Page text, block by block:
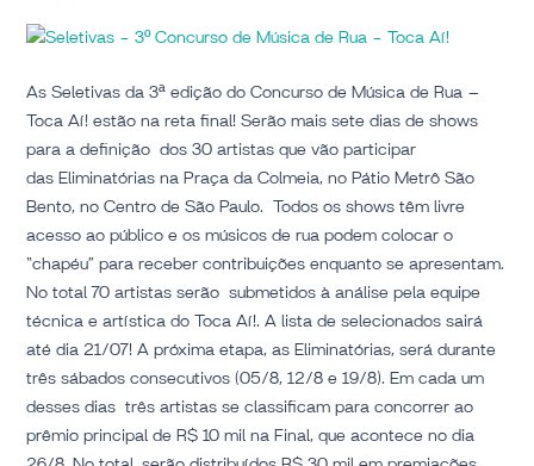
As Seletivas da 3ª edição do Concurso de Música de Rua –
Toca Aí! estão na reta final! Serão mais sete dias de shows
para a definição dos 30 artistas que vão participar
das Eliminatórias na Praça da Colmeia, no Pátio Metrô São
Bento, no Centro de São Paulo. Todos os shows têm livre
acesso ao público e os músicos de rua podem colocar o
“chapéu” para receber contribuições enquanto se apresentam.
No total 70 artistas serão submetidos à análise pela equipe
técnica e artística do Toca Aí!. A lista de selecionados sairá
até dia 21/07! A próxima etapa, as Eliminatórias, será durante
três sábados consecutivos (05/8, 12/8 e 19/8). Em cada um
desses dias três artistas se classificam para concorrer ao
prêmio principal de R$ 10 mil na Final, que acontece no dia
Serão
30
artistas
para
a
próxima
fase,
em
busca
do
grande
prêmio
de
R$